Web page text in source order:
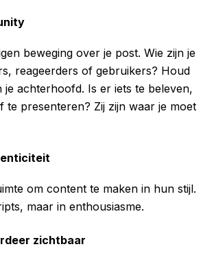
beweging over je post. Wie zijn je
reageerders of gebruikers? Houd
je achterhoofd. Is er iets te beleven,
te presenteren? Zij zijn waar je moet
om content te maken in hun stijl.
maar in enthousiasme.
zichtbaar